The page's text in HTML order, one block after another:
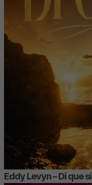
Eddy Levyn – Di que si